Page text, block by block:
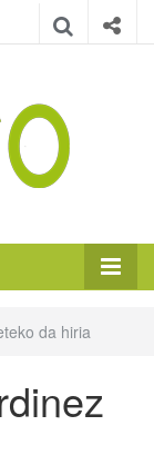
da hiria